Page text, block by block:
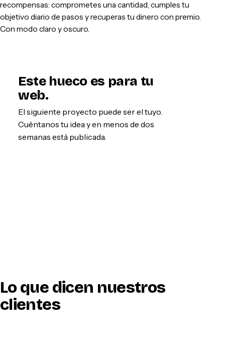
recompensas: comprometes una cantidad, cumples tu
objetivo diario de pasos y recuperas tu dinero con premio.
Con modo claro y oscuro.
Este hueco es para tu
web.
El siguiente proyecto puede ser el tuyo.
Cuéntanos tu idea y en menos de dos
semanas está publicada.
Lo que dicen nuestros
clientes